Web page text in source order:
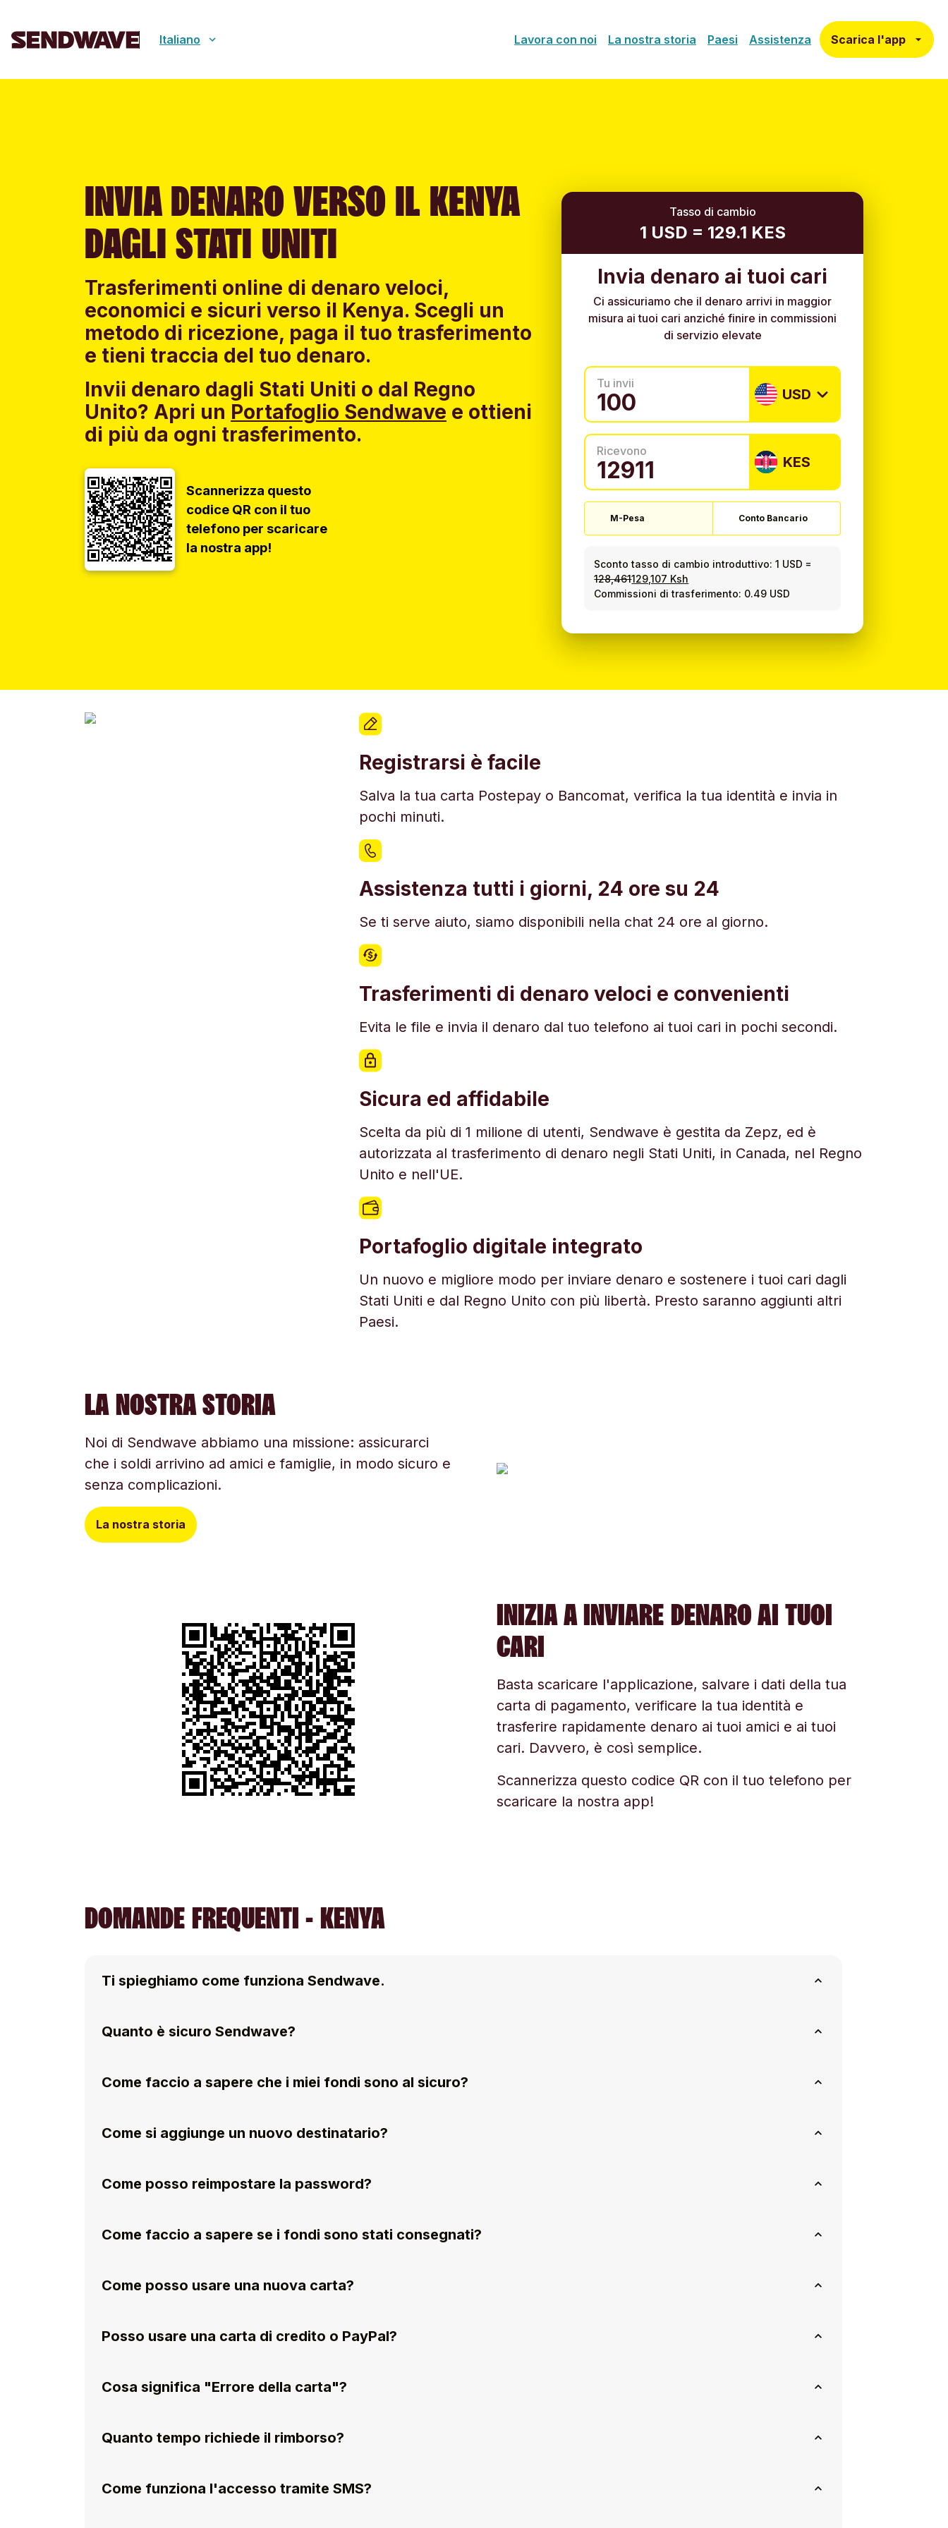
Italiano Lavora con noi La nostra storia Paesi Assistenza Scarica l'app
INVIA DENARO VERSO IL KENYA
DAGLI STATI UNITI
Trasferimenti online di denaro veloci,
economici e sicuri verso il Kenya. Scegli un
metodo di ricezione, paga il tuo trasferimento
e tieni traccia del tuo denaro.
Invii denaro dagli Stati Uniti o dal Regno
Unito? Apri un Portafoglio Sendwave e ottieni
di più da ogni trasferimento.
Scannerizza questo
codice QR con il tuo
telefono per scaricare
la nostra app!
Tasso di cambio
1 USD = 129.1 KES
Invia denaro ai tuoi cari
Ci assicuriamo che il denaro arrivi in maggior
misura ai tuoi cari anziché finire in commissioni
di servizio elevate
Tu invii
USD
Ricevono
KES
M-Pesa Conto Bancario
Sconto tasso di cambio introduttivo: 1 USD =
128,461129,107 Ksh
Commissioni di trasferimento: 0.49 USD
Registrarsi è facile
Salva la tua carta Postepay o Bancomat, verifica la tua identità e invia in
pochi minuti.
Assistenza tutti i giorni, 24 ore su 24
Se ti serve aiuto, siamo disponibili nella chat 24 ore al giorno.
Trasferimenti di denaro veloci e convenienti
Evita le file e invia il denaro dal tuo telefono ai tuoi cari in pochi secondi.
Sicura ed affidabile
Scelta da più di 1 milione di utenti, Sendwave è gestita da Zepz, ed è
autorizzata al trasferimento di denaro negli Stati Uniti, in Canada, nel Regno
Unito e nell'UE.
Portafoglio digitale integrato
Un nuovo e migliore modo per inviare denaro e sostenere i tuoi cari dagli
Stati Uniti e dal Regno Unito con più libertà. Presto saranno aggiunti altri
Paesi.
LA NOSTRA STORIA
Noi di Sendwave abbiamo una missione: assicurarci
che i soldi arrivino ad amici e famiglie, in modo sicuro e
senza complicazioni.
La nostra storia
INIZIA A INVIARE DENARO AI TUOI
CARI
Basta scaricare l'applicazione, salvare i dati della tua
carta di pagamento, verificare la tua identità e
trasferire rapidamente denaro ai tuoi amici e ai tuoi
cari. Davvero, è così semplice.
Scannerizza questo codice QR con il tuo telefono per
scaricare la nostra app!
DOMANDE FREQUENTI - KENYA
Ti spieghiamo come funziona Sendwave.
Quanto è sicuro Sendwave?
Come faccio a sapere che i miei fondi sono al sicuro?
Come si aggiunge un nuovo destinatario?
Come posso reimpostare la password?
Come faccio a sapere se i fondi sono stati consegnati?
Come posso usare una nuova carta?
Posso usare una carta di credito o PayPal?
Cosa significa "Errore della carta"?
Quanto tempo richiede il rimborso?
Come funziona l'accesso tramite SMS?